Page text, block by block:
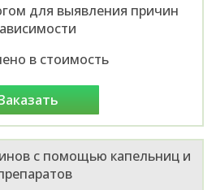
для выявления причин
в стоимость
заказать
с помощью капельниц и